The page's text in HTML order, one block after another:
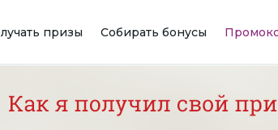
призы Собирать бонусы